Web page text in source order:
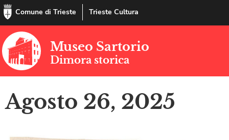
Comune di Trieste Trieste Cultura
Museo Sartorio
Dimora storica
Agosto 26, 2025